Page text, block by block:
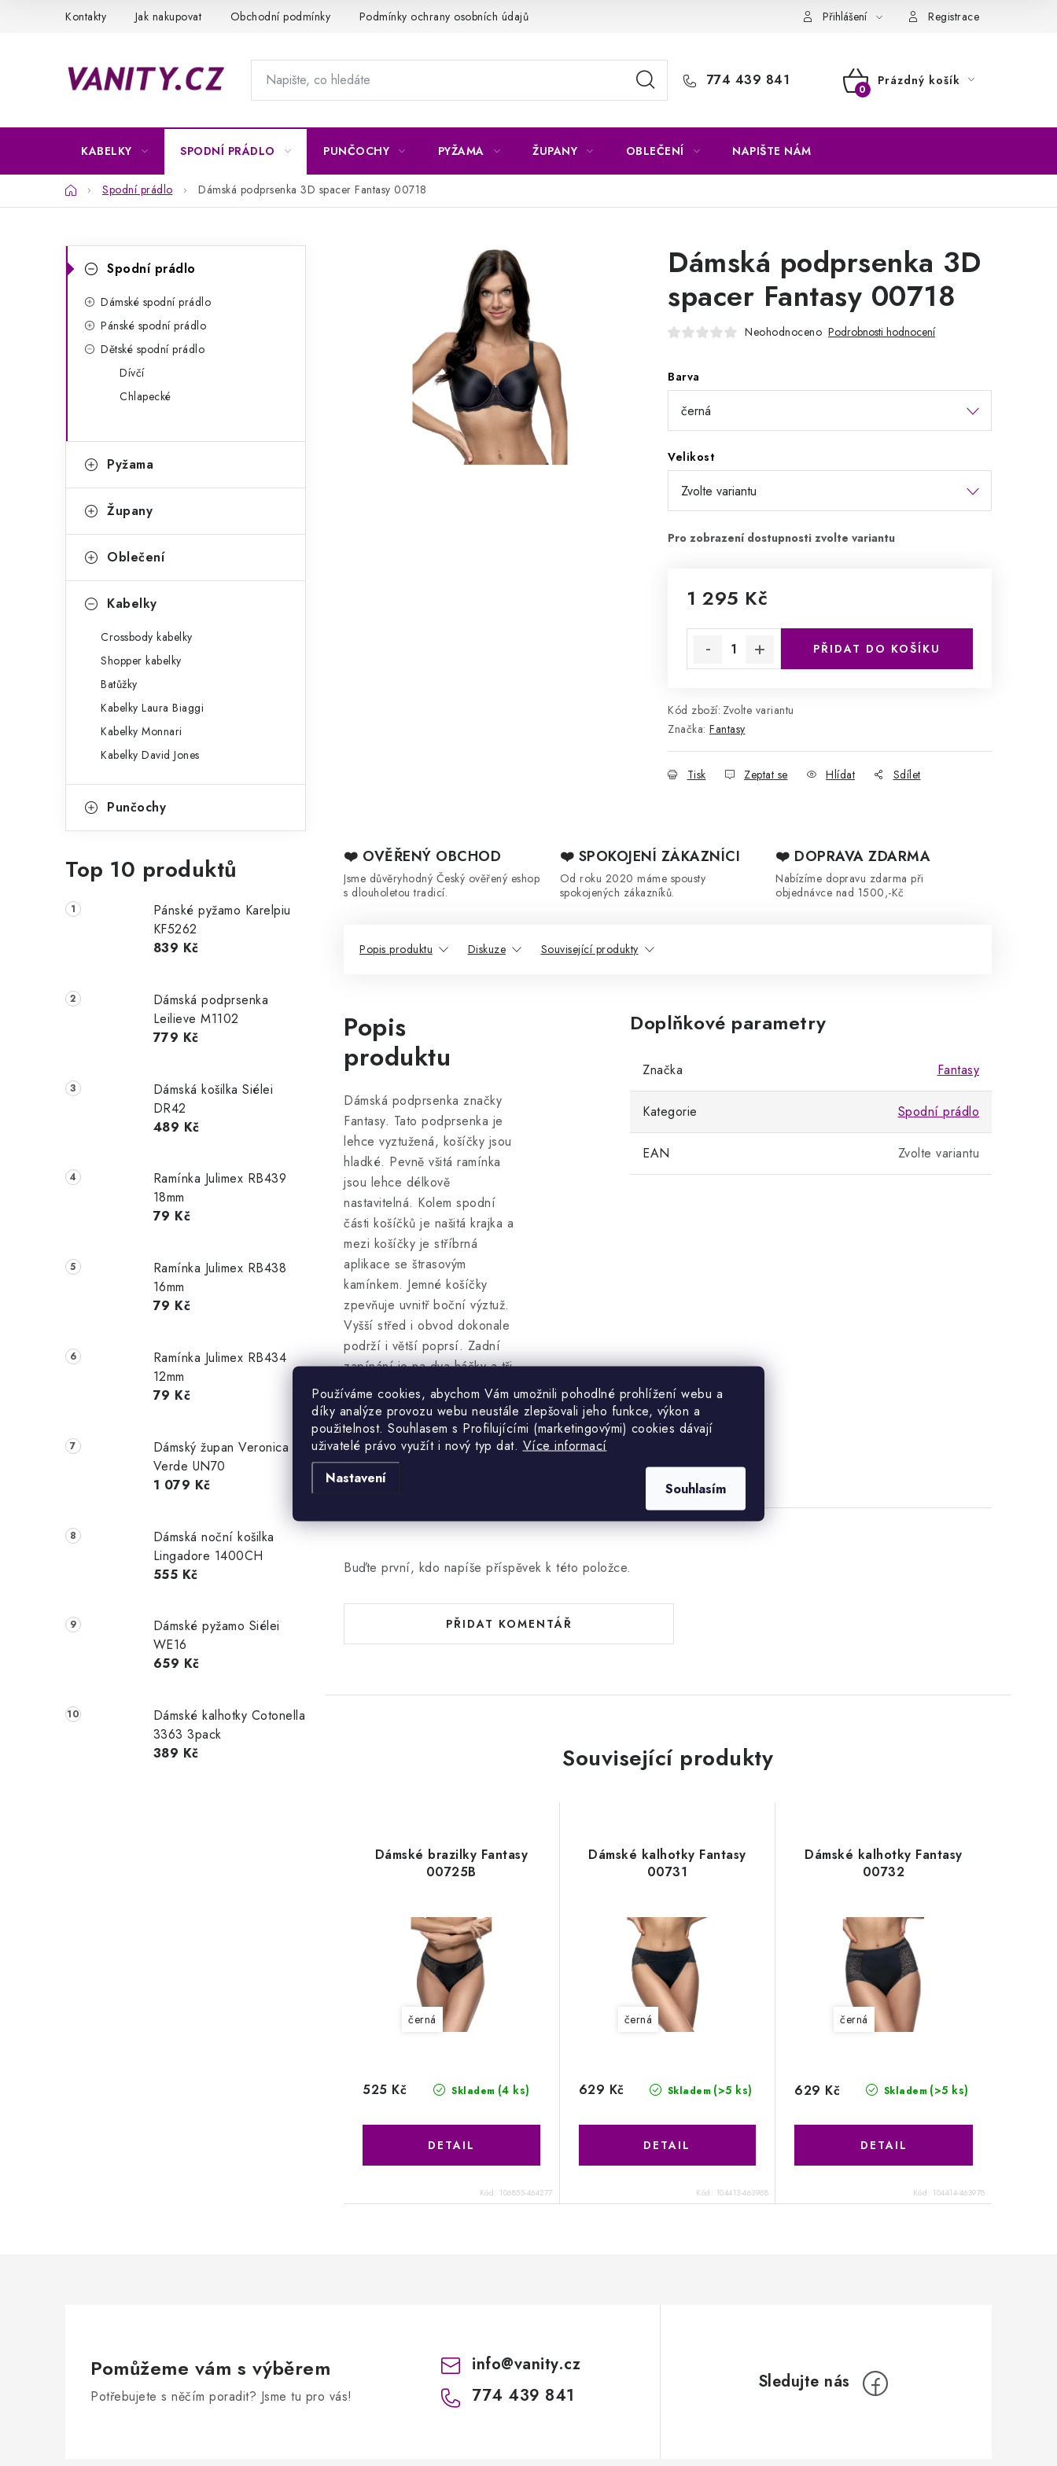
Používáme cookies, abychom Vám umožnili pohodlné prohlížení webu a
díky analýze provozu webu neustále zlepšovali jeho funkce, výkon a
použitelnost. Souhlasem s Profilujícími (marketingovými) cookies dávají
uživatelé právo využít i nový typ dat. Více informací
Nastavení
Souhlasím
Kontakty Jak nakupovat Obchodní podmínky Podmínky ochrany osobních údajů Přihlášení Registrace
774 439 841
NÁKUPNÍ
Prázdný košík
KABELKY SPODNÍ PRÁDLO PUNČOCHY PYŽAMA ŽUPANY OBLEČENÍ NAPIŠTE NÁM
DomůSpodní prádlo Dámská podprsenka 3D spacer Fantasy 00718
P
n
í
p
n
kategorie
K
a
i
Spodní prádlo
Dámské spodní prádlo
Pánské spodní prádlo
Dětské spodní prádlo
Dívčí
Chlapecké
Pyžama
Župany
Oblečení
Kabelky
Crossbody kabelky
Shopper kabelky
Batůžky
Kabelky Laura Biaggi
Kabelky Monnari
Kabelky David Jones
Punčochy
Top 10 produktů
Pánské pyžamo Karelpiu
KF5262
839 Kč
Dámská podprsenka
Leilieve M1102
779 Kč
Dámská košilka Siélei
DR42
489 Kč
Ramínka Julimex RB439
18mm
79 Kč
Ramínka Julimex RB438
16mm
79 Kč
Ramínka Julimex RB434
12mm
79 Kč
Dámský župan Veronica
Verde UN70
1 079 Kč
Dámská noční košilka
Lingadore 1400CH
555 Kč
Dámské pyžamo Siélei
WE16
659 Kč
Dámské kalhotky Cotonella
3363 3pack
389 Kč
Dámská podprsenka 3D
spacer Fantasy 00718
Neohodnoceno Podrobnosti hodnocení
Barva
Velikost
1 295 Kč
PŘIDAT DO KOŠÍKU
Kód zboží: Zvolte variantu
Značka: Fantasy
Tisk Zeptat se Hlídat Sdílet
❤️ OVĚŘENÝ OBCHOD
Jsme důvěryhodný Český ověřený eshop
s dlouholetou tradicí.
❤️ SPOKOJENÍ ZÁKAZNÍCI
Od roku 2020 máme spousty
spokojených zákazníků.
❤️ DOPRAVA ZDARMA
Nabízíme dopravu zdarma při
objednávce nad 1500,-Kč
Popis produktu Diskuze Související produkty
Popis
produktu
Dámská podprsenka značky
Fantasy. Tato podprsenka je
lehce vyztužená, košíčky jsou
hladké. Pevně všitá ramínka
jsou lehce délkově
nastavitelná. Kolem spodní
části košíčků je našitá krajka a
mezi košíčky je stříbrná
aplikace se štrasovým
kamínkem. Jemné košíčky
zpevňuje uvnitř boční výztuž.
Vyšší střed i obvod dokonale
podrží i větší poprsí. Zadní
zapínání je na dva háčky a tři
pozice.
Materiálové složení: 85%
polyamid, 15% elastan.
Doplňkové parametry
Značka Fantasy
Kategorie Spodní prádlo
EAN Zvolte variantu
Buďte první, kdo napíše příspěvek k této položce.
PŘIDAT KOMENTÁŘ
Související produkty
Dámské brazilky Fantasy
00725B
černá
Skladem (4 ks)
525 Kč
Kód: 106855-464277
Dámské kalhotky Fantasy
00731
černá
Skladem (>5 ks)
629 Kč
Kód: 104413-463968
Dámské kalhotky Fantasy
00732
černá
Skladem (>5 ks)
629 Kč
Kód: 104414-463978
Pomůžeme vám s výběrem
Potřebujete s něčím poradit? Jsme tu pro vás!
info@vanity.cz
774 439 841